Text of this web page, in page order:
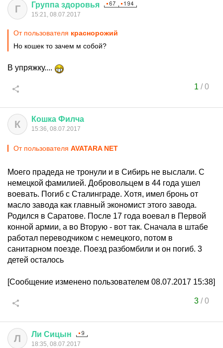
Г Группа здоровья
15:21, 08.07.2017
От пользователя краснорожий
Но кошек то зачем м собой?
В упряжку....
1 /0
К Кошка Филча
15:36, 08.07.2017
От пользователя AVATARA NET
Моего прадеда не тронули и в Сибирь не выслали. С
немецкой фамилией. Добровольцем в 44 года ушел
воевать. Погиб с Сталинграде. Хотя, имел бронь от
масло завода как главный экономист этого завода.
Родился в Саратове. После 17 года воевал в Первой
конной армии, а во Вторую - вот так. Сначала в штабе
работал переводчиком с немецкого, потом в
санитарном поезде. Поезд разбомбили и он погиб. 3
детей осталось
[Сообщение изменено пользователем 08.07.2017 15:38]
3/0
Л Ли Сицын
18:35, 08.07.2017